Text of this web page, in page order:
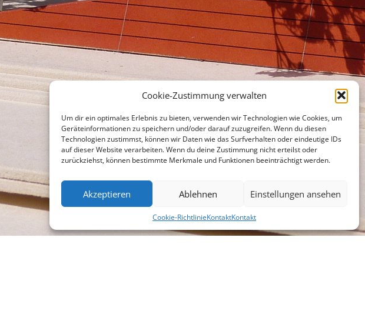
Cookie-Zustimmung verwalten
Um dir ein optimales Erlebnis zu bieten, verwenden wir Technologien wie Cookies, um
Geräteinformationen zu speichern und/oder darauf zuzugreifen. Wenn du diesen
Technologien zustimmst, können wir Daten wie das Surfverhalten oder eindeutige IDs
auf dieser Website verarbeiten. Wenn du deine Zustimmung nicht erteilst oder
zurückziehst, können bestimmte Merkmale und Funktionen beeinträchtigt werden.
Akzeptieren Ablehnen Einstellungen ansehen
Cookie-RichtlinieKontaktKontakt